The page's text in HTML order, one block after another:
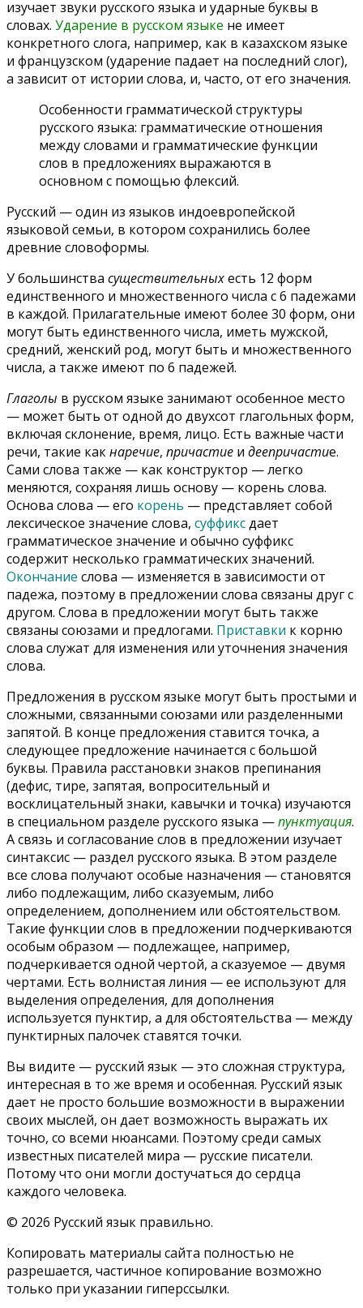
изучает звуки русского языка и ударные буквы в
словах. Ударение в русском языке не имеет
конкретного слога, например, как в казахском языке
и французском (ударение падает на последний слог),
а зависит от истории слова, и, часто, от его значения.
Особенности грамматической структуры
русского языка: грамматические отношения
между словами и грамматические функции
слов в предложениях выражаются в
основном с помощью флексий.
Русский — один из языков индоевропейской
языковой семьи, в котором сохранились более
древние словоформы.
У большинства существительныхесть 12 форм
единственного и множественного числа с 6 падежами
в каждой. Прилагательные имеют более 30 форм, они
могут быть единственного числа, иметь мужской,
средний, женский род, могут быть и множественного
числа, а также имеют по 6 падежей.
Глаголы в русском языке занимают особенное место
— может быть от одной до двухсот глагольных форм,
включая склонение, время, лицо. Есть важные части
речи, такие какнаречие, причастие и деепричастие.
Сами слова также — как конструктор — легко
меняются, сохраняя лишь основу — корень слова.
Основа слова — его корень — представляет собой
лексическое значение слова, суффиксдает
грамматическое значение и обычно суффикс
содержит несколько грамматических значений.
Окончание слова — изменяется в зависимости от
падежа, поэтому в предложении слова связаны друг с
другом. Слова в предложении могут быть также
связаны союзами и предлогами. Приставки к корню
слова служат для изменения или уточнения значения
слова.
Предложения в русском языке могут быть простыми и
сложными, связанными союзами или разделенными
запятой. В конце предложения ставится точка, а
следующее предложение начинается с большой
буквы. Правила расстановки знаков препинания
(дефис, тире, запятая, вопросительный и
восклицательный знаки, кавычки и точка) изучаются
в специальном разделе русского языка —пунктуация.
А связь и согласование слов в предложении изучает
синтаксис — раздел русского языка. В этом разделе
все слова получают особые назначения — становятся
либо подлежащим, либо сказуемым, либо
определением, дополнением или обстоятельством.
Такие функции слов в предложении подчеркиваются
особым образом — подлежащее, например,
подчеркивается одной чертой, а сказуемое — двумя
чертами. Есть волнистая линия — ее используют для
выделения определения, для дополнения
используется пунктир, а для обстоятельства — между
пунктирных палочек ставятся точки.
Вы видите — русский язык — это сложная структура,
интересная в то же время и особенная. Русский язык
дает не просто большие возможности в выражении
своих мыслей, он дает возможность выражать их
точно, со всеми нюансами. Поэтому среди самых
известных писателей мира — русские писатели.
Потому что они могли достучаться до сердца
каждого человека.
© 2026 Русский язык правильно.
Копировать материалы сайта полностью не
разрешается, частичное копирование возможно
только при указании гиперссылки.